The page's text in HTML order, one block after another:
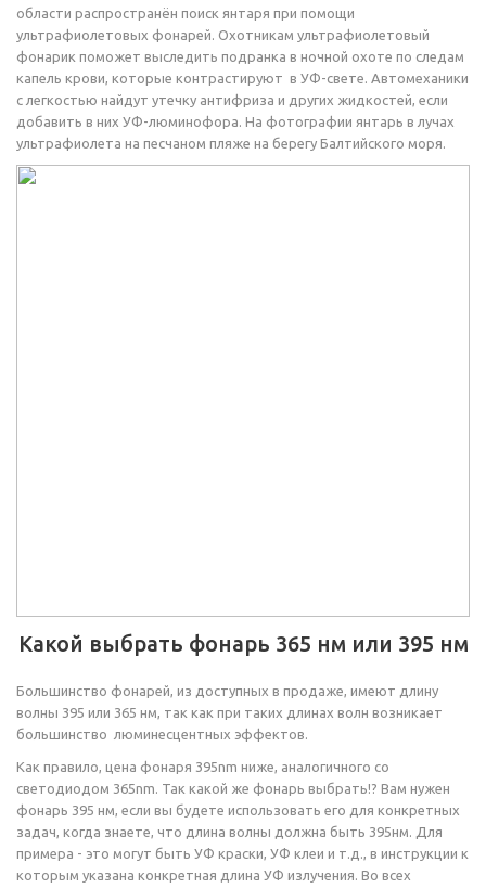
области распространён поиск янтаря при помощи
ультрафиолетовых фонарей. Охотникам ультрафиолетовый
фонарик поможет выследить подранка в ночной охоте по следам
капель крови, которые контрастируют в УФ-свете. Автомеханики
с легкостью найдут утечку антифриза и других жидкостей, если
добавить в них УФ-люминофора. На фотографии янтарь в лучах
ультрафиолета на песчаном пляже на берегу Балтийского моря.
Какой выбрать фонарь 365 нм или 395 нм
Большинство фонарей, из доступных в продаже, имеют длину
волны 395 или 365 нм, так как при таких длинах волн возникает
большинство люминесцентных эффектов.
Как правило, цена фонаря 395nm ниже, аналогичного со
светодиодом 365nm. Так какой же фонарь выбрать!? Вам нужен
фонарь 395 нм, если вы будете использовать его для конкретных
задач, когда знаете, что длина волны должна быть 395нм. Для
примера - это могут быть УФ краски, УФ клеи и т.д., в инструкции к
которым указана конкретная длина УФ излучения. Во всех